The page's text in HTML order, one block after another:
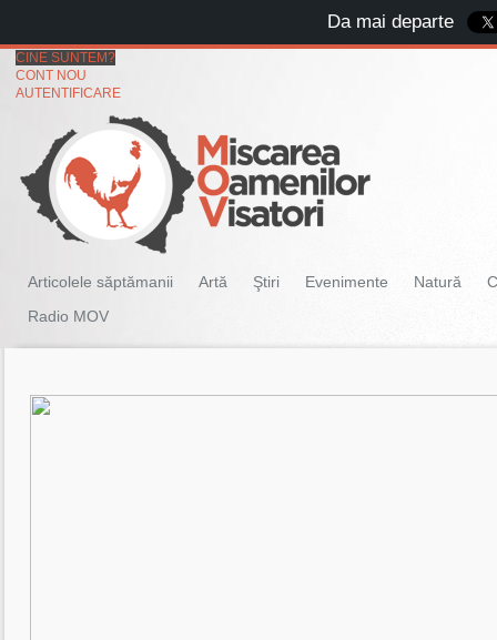
CINE SUNTEM?
CONT NOU
AUTENTIFICARE
Articolele săptămanii Artă Ştiri Evenimente Natură
Radio MOV
Da mai departe